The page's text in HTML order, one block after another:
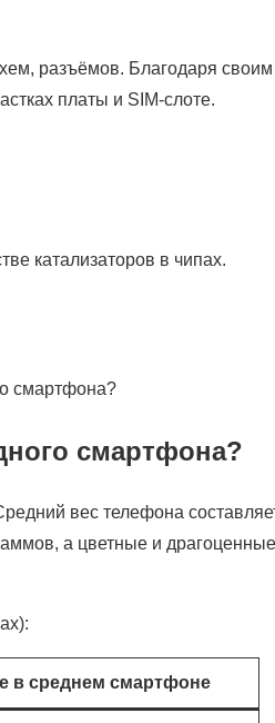
разъёмов. Благодаря своим
платы и SIM-слоте.
катализаторов в чипах.
смартфона?
вес телефона
а цветные и драгоценные
в среднем смартфоне